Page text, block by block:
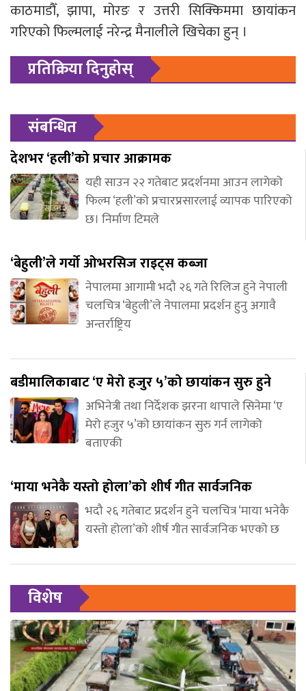
काठमाडौँ, झापा, मोरङ र उत्तरी सिक्किममा छायांकन
गरिएको फिल्मलाई नरेन्द्र मैनालीले खिचेका हुन् ।
प्रतिक्रिया दिनुहोस्
संबन्धित
देशभर ‘हली’को प्रचार आक्रामक
यही साउन २२ गतेबाट प्रदर्शनमा आउन लागेको
फिल्म ‘हली’को प्रचारप्रसारलाई व्यापक पारिएको
छ। निर्माण टिमले
‘बेहुली’ले गर्यो ओभरसिज राइट्स कब्जा
नेपालमा आगामी भदौ २६ गते रिलिज हुने नेपाली
चलचित्र ‘बेहुली’ले नेपालमा प्रदर्शन हुनु अगावै
अन्तर्राष्ट्रिय
बडीमालिकाबाट ‘ए मेरो हजुर ५’को छायांकन सुरु हुने
अभिनेत्री तथा निर्देशक झरना थापाले सिनेमा ‘ए
मेरो हजुर ५’को छायांकन सुरु गर्न लागेको
बताएकी
‘माया भनेकै यस्तो होला’को शीर्ष गीत सार्वजनिक
भदौ २६ गतेबाट प्रदर्शन हुने चलचित्र ‘माया भनेकै
यस्तो होला’को शीर्ष गीत सार्वजनिक भएको छ
विशेष